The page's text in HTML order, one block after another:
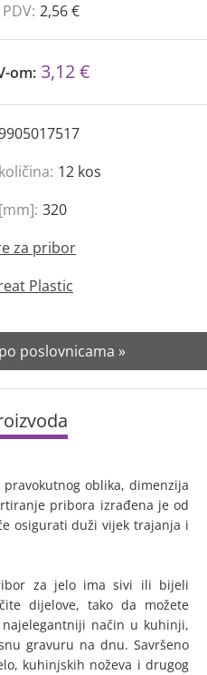
2,56 €
om: 3,12 €
12 kos
320
za pribor
Plastic
poslovnicama »
oblika, dimenzija
pribora izrađena je od
osigurati duži vijek trajanja i
za jelo ima sivi ili bijeli
dijelove, tako da možete
način u kuhinji,
gravuru na dnu. Savršeno
kuhinjskih noževa i drugog